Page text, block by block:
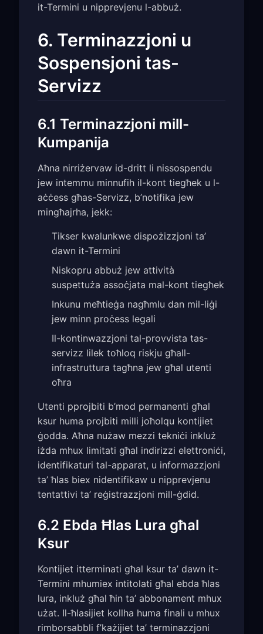
it-Termini u nipprevjenu l-abbuż.
6. Terminazzjoni u
Sospensjoni tas-
Servizz
6.1 Terminazzjoni mill-
Kumpanija
Aħna nirriżervaw id-dritt li nissospendu
jew intemmu minnufih il-kont tiegħek u l-
aċċess għas-Servizz, b’notifika jew
mingħajrha, jekk:
Tikser kwalunkwe dispożizzjoni ta’
dawn it-Termini
Niskopru abbuż jew attività
suspettuża assoċjata mal-kont tiegħek
Inkunu meħtieġa nagħmlu dan mil-liġi
jew minn proċess legali
Il-kontinwazzjoni tal-provvista tas-
servizz lilek toħloq riskju għall-
infrastruttura tagħna jew għal utenti
oħra
Utenti pprojbiti b’mod permanenti għal
ksur huma projbiti milli joħolqu kontijiet
ġodda. Aħna nużaw mezzi tekniċi inkluż
iżda mhux limitati għal indirizzi elettroniċi,
identifikaturi tal-apparat, u informazzjoni
ta’ ħlas biex nidentifikaw u nipprevjenu
tentattivi ta’ reġistrazzjoni mill-ġdid.
6.2 Ebda Ħlas Lura għal
Ksur
Kontijiet itterminati għal ksur ta’ dawn it-
Termini mhumiex intitolati għal ebda ħlas
lura, inkluż għal ħin ta’ abbonament mhux
użat. Il-ħlasijiet kollha huma finali u mhux
rimborsabbli f’każijiet ta’ terminazzjoni